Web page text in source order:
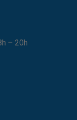
– 20h